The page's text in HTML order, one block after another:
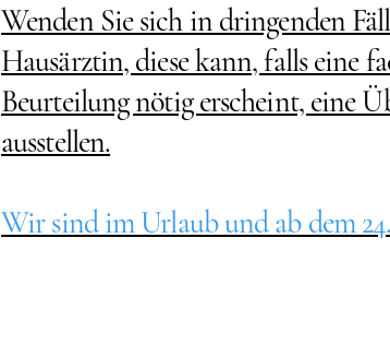
Wenden Sie sich in dringenden
Hausärztin, diese kann, falls eine
Beurteilung nötig erscheint, eine
ausstellen.
Wir sind im Urlaub und ab dem